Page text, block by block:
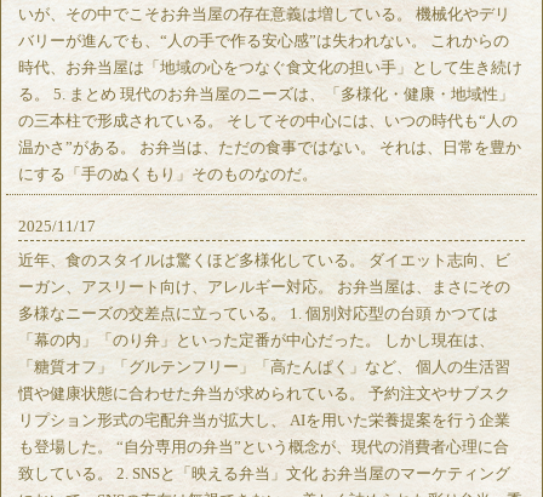
いが、その中でこそお弁当屋の存在意義は増している。 機械化やデリ
バリーが進んでも、“人の手で作る安心感”は失われない。 これからの
時代、お弁当屋は「地域の心をつなぐ食文化の担い手」として生き続け
る。 5. まとめ 現代のお弁当屋のニーズは、「多様化・健康・地域性」
の三本柱で形成されている。 そしてその中心には、いつの時代も“人の
温かさ”がある。 お弁当は、ただの食事ではない。 それは、日常を豊か
にする「手のぬくもり」そのものなのだ。
2025/11/17
近年、食のスタイルは驚くほど多様化している。 ダイエット志向、ビ
ーガン、アスリート向け、アレルギー対応。 お弁当屋は、まさにその
多様なニーズの交差点に立っている。 1. 個別対応型の台頭 かつては
「幕の内」「のり弁」といった定番が中心だった。 しかし現在は、
「糖質オフ」「グルテンフリー」「高たんぱく」など、 個人の生活習
慣や健康状態に合わせた弁当が求められている。 予約注文やサブスク
リプション形式の宅配弁当が拡大し、 AIを用いた栄養提案を行う企業
も登場した。 “自分専用の弁当”という概念が、現代の消費者心理に合
致している。 2. SNSと「映える弁当」文化 お弁当屋のマーケティング